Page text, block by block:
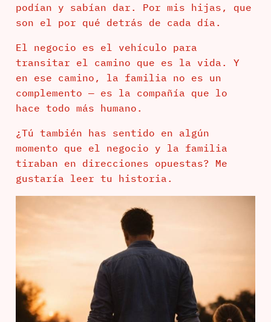
podían y sabían dar. Por mis hijas, que
son el por qué detrás de cada día.
El negocio es el vehículo para
transitar el camino que es la vida. Y
en ese camino, la familia no es un
complemento — es la compañía que lo
hace todo más humano.
¿Tú también has sentido en algún
momento que el negocio y la familia
tiraban en direcciones opuestas? Me
gustaría leer tu historia.